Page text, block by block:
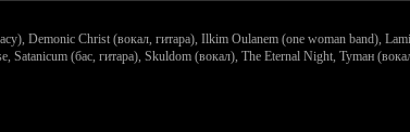
Demonic Christ (вокал, гитара), Ilkim Oulanem (one woman band),
Satanicum (бас, гитара), Skuldom (вокал), The Eternal Night, Tymaн